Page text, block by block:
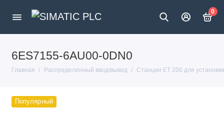
0
6ES7155-6AU00-0DN0
Главная Распределенный ввод/вывод Станции ET 200 для
Популярный